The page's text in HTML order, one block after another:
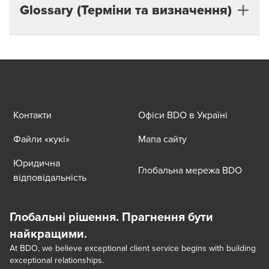
умов і підтвердити реальний попит
Glossary (Терміни та визначення)
Аналіз процедур закупівель— оцінка умов,
Вплив проєкту (соціальноекономічний
ефект)— оцінка того, як проєкт сприятиме
підвищенню якості послуг або відновленню
інфраструктури.
проєктів міжнародними організаціями, урядами чи
фондами, яке відіграє ключову роль у проєктах
відбудови.
Експортнокредитні агентства (ЕКА)
Контакти
Офіси BDO в Україні
Файли «кукі»
Мапа сайту
Юридична
відповідальність
Глобальна мережа BDO
Глобальні рішення. Прагнення бути
найкращими.
At BDO, we believe exceptional client service begins with building
exceptional relationships.